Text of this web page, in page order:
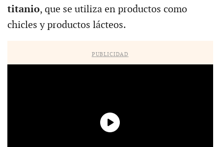
titanio, que se utiliza en productos como
chicles y productos lácteos.
PUBLICIDAD